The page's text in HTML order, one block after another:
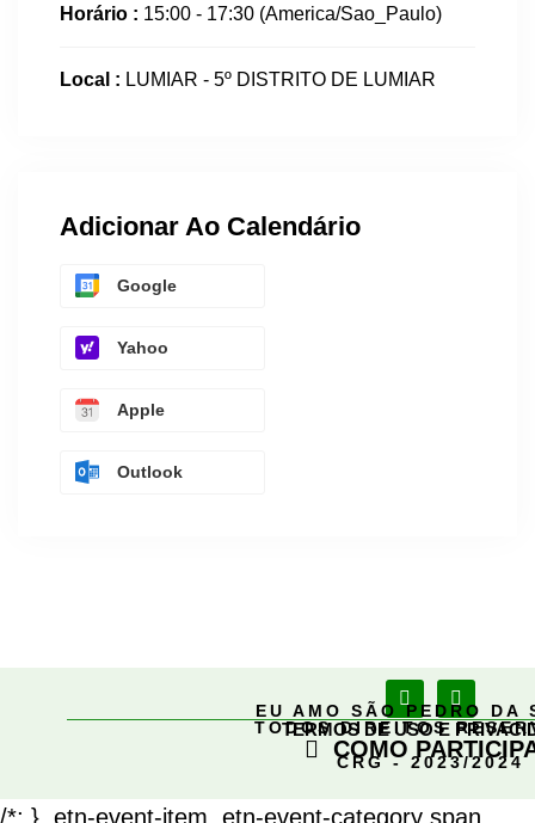
Horário : 15:00 - 17:30 (America/Sao_Paulo)
Local : LUMIAR - 5º DISTRITO DE LUMIAR
Adicionar Ao Calendário
Google
Yahoo
Apple
Outlook
EU AMO SÃO PEDRO DA
TODOS DIREITOS
CRG - 2023/2024
TERMOS DE USO E
COMO
/*; } .etn-event-item .etn-event-category span,